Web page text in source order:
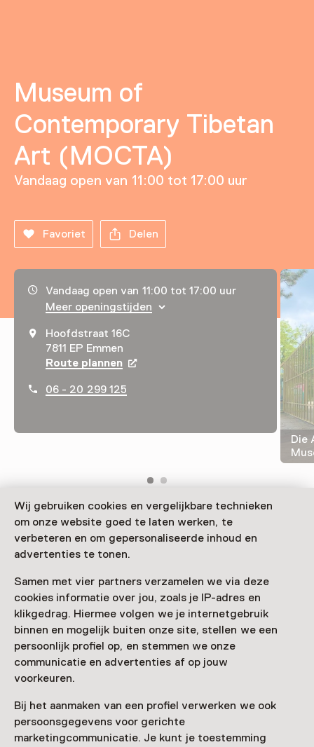
Wij gebruiken cookies en vergelijkbare technieken
om onze website goed te laten werken, te
verbeteren en om gepersonaliseerde inhoud en
advertenties te tonen.
Samen met vier partners verzamelen we via deze
cookies informatie over jou, zoals je IP-adres en
klikgedrag. Hiermee volgen we je internetgebruik
binnen en mogelijk buiten onze site, stellen we een
persoonlijk profiel op, en stemmen we onze
communicatie en advertenties af op jouw
voorkeuren.
Bij het aanmaken van een profiel verwerken we ook
persoonsgegevens voor gerichte
marketingcommunicatie. Je kunt je toestemming
Museum of
Contemporary Tibetan
Art (MOCTA)
Vandaag open van 11:00 tot 17:00 uur
Favoriet Delen
Openingstijden, adres & telefoonnummer
Vandaag open van 11:00 tot 17:00 uur
Meer openingstijden
Hoofdstraat 16C
7811 EP Emmen
Route plannen Opent in een nieuw tabblad
06 - 20 299 125
Die
Das Museum of Contemporary Tibetan Art befindet
sich im grünen Rensenpark in Emmen. Ein Museum, das
traditionelle tibetische Handwerkskunst mit
Toegang
Museumkaartgeldig
Nog geen Museumkaart?
Museumkaart of ticket kopen